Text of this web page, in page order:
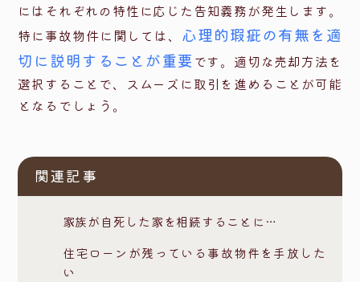
にはそれぞれの特性に応じた告知義務が発生します。
特に事故物件に関しては、 心理的瑕疵の有無を適
切に説明することが重要 です。適切な売却方法を
選択することで、スムーズに取引を進めることが可能
となるでしょう。
関連記事
家族が自死した家を相続することに…
住宅ローンが残っている事故物件を手放した
い